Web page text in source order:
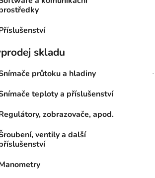
skladu
průtoku a hladiny
teploty a příslušenství
zobrazovače, apod.
ventily a další